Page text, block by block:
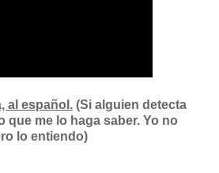
al español. (Si alguien detecta
que me lo haga saber. Yo no
lo entiendo)